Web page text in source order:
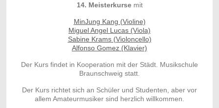
14. Meisterkursemit
MinJung Kang (Violine)
Miguel Angel Lucas (Viola)
Sabine Krams (Violoncello)
Alfonso Gomez (Klavier)
Der Kurs findet in Kooperation mit der Städt. Musikschule
Braunschweig statt.
Der Kurs richtet sich an Schüler und Studenten, aber vor
allem Amateurmusiker sind herzlich willkommen.